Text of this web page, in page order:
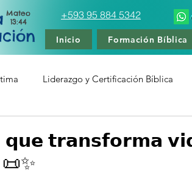
Mateo
13:44
+593 95 884 5342
Inicio Formación Bíblica
Liderazgo y Certificación Bíblica
𝗾𝘂𝗲 𝘁𝗿𝗮𝗻𝘀𝗳𝗼𝗿𝗺𝗮